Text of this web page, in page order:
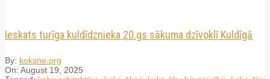
Ieskats turīga kuldīdznieka 20.gs sākuma dzīvoklī Kuldīgā
By: koksne.org
On: August 19, 2025